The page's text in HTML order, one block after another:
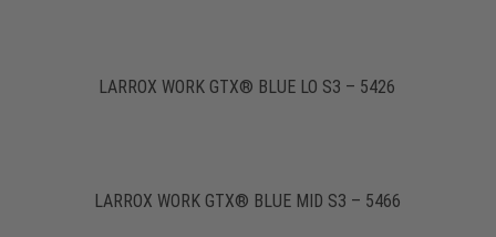
LARROX WORK GTX® BLUE LO S3 – 5426
LARROX WORK GTX® BLUE MID S3 – 5466